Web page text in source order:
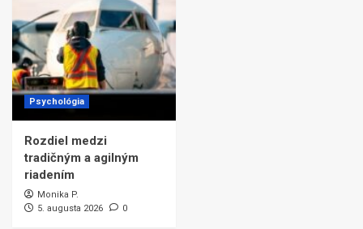
Psychológia
Rozdiel medzi
tradičným a agilným
riadením
Monika P.
5. augusta 2026
0